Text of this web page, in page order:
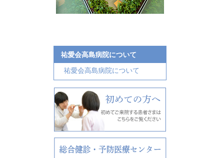
祐愛会高島病院について
祐愛会高島病院について